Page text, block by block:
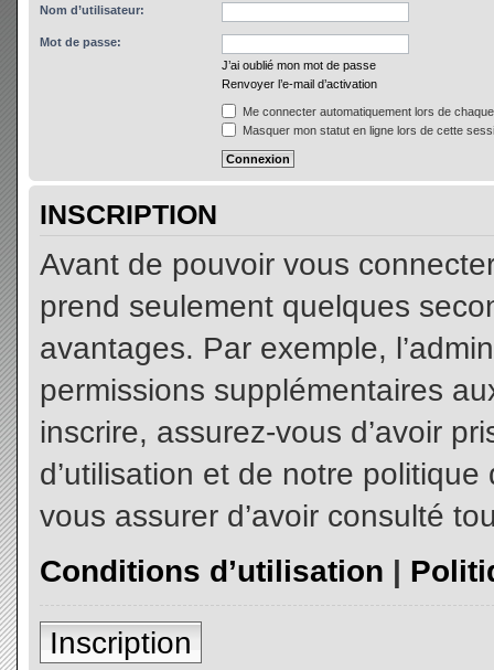
Nom d’utilisateur:
Mot de passe:
J’ai oublié mon mot de passe
Renvoyer l’e-mail d’activation
Me connecter automatiquement lors de
Masquer mon statut en ligne lors de cette
INSCRIPTION
Avant de pouvoir vous
prend seulement quelques
avantages. Par exemple,
permissions supplémentaires
inscrire, assurez-vous d’avoir
d’utilisation et de notre
vous assurer d’avoir consulté
Conditions d’utilisation |
Inscription